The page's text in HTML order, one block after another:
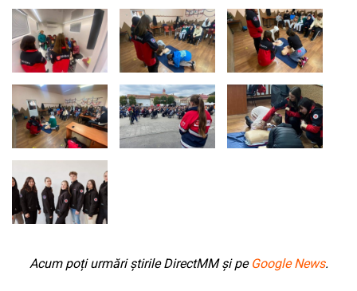
Acum poți urmări știrile DirectMM și pe Google News.